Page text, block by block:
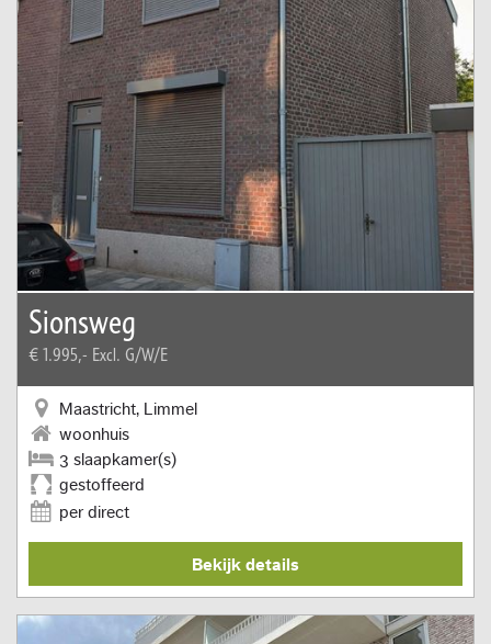
Sionsweg
€ 1.995,- Excl. G/W/E
Maastricht, Limmel
woonhuis
3 slaapkamer(s)
gestoffeerd
per direct
Bekijk details